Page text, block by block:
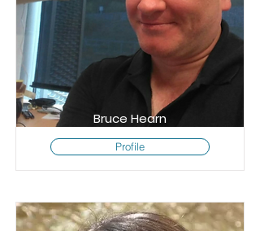
Bruce Hearn
Profile